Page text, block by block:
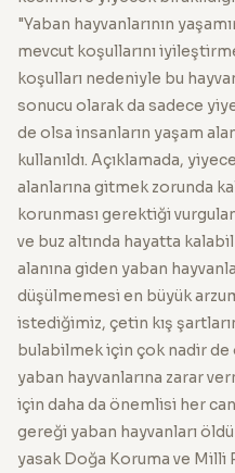
"Yaban hayvanlarının
mevcut koşullarını
koşulları nedeniyle bu
sonucu olarak da sadece
de olsa insanların yaşam
kullanıldı. Açıklamada,
alanlarına gitmek zorunda
korunması gerektiği
ve buz altında hayatta
alanına giden yaban
düşülmemesi en büyük
istediğimiz, çetin kış
bulabilmek için çok nadir
yaban hayvanlarına zarar
için daha da önemlisi her
gereği yaban hayvanları
yasak Doğa Koruma ve Milli